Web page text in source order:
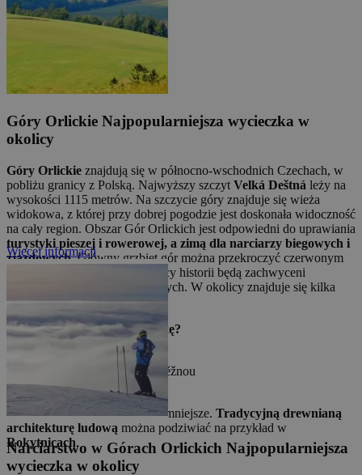
Góry Orlickie Najpopularniejsza wycieczka w
okolicy
Góry Orlickie znajdują się w północno-wschodnich Czechach, w
pobliżu granicy z Polską. Najwyższy szczyt Velká Deštná leży na
wysokości 1115 metrów. Na szczycie góry znajduje się wieża
widokowa, z której przy dobrej pogodzie jest doskonała widoczność
na cały region. Obszar Gór Orlickich jest odpowiedni do uprawiania
turystyki pieszej i rowerowej, a zimą dla narciarzy biegowych i
zjazdowych.Główny grzbiet gór można przekroczyć czerwonym
szlakiem Alois Jirásek. Miłośnicy historii będą zachwyceni
systemem fortyfikacji wojskowych. W okolicy znajduje się kilka
bunkrów i twierdz.
Gdzie wybrać się na wycieczkę?
Wieża widokowa Anna
Zamek Rychnov nad Kněžnou
Ruiny zamku Potštejn
Miasta Gór Orlickich są raczej mniejsze. Tradycyjną drewnianą
architekturę ludową można podziwiać na przykład w
Rokytnicach.
Więcej informacji
Narciarstwo w Górach Orlickich Najpopularniejsza
wycieczka w okolicy